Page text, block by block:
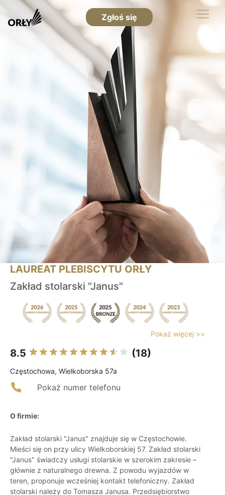
Zgłoś się
LAUREAT PLEBISCYTU ORŁY
Zakład stolarski "Janus"
Pokaż więcej >>
8.5 (18)
Częstochowa, Wielkoborska 57a
Pokaż numer telefonu
O firmie:
Zakład stolarski "Janus" znajduje się w Częstochowie.
Mieści się on przy ulicy Wielkoborskiej 57. Zakład stolarski
"Janus" świadczy usługi stolarskie w szerokim zakresie –
głównie z naturalnego drewna. Z powodu wyjazdów w
teren, proponuje wcześniej kontakt telefoniczny. Zakład
stolarski należy do Tomasza Janusa. Przedsiębiorstwo